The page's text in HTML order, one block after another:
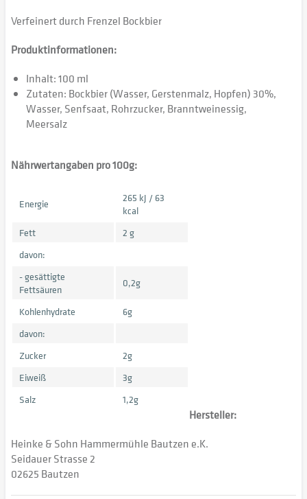
Verfeinert durch Frenzel Bockbier
Produktinformationen:
Inhalt: 100 ml
Zutaten: Bockbier (Wasser, Gerstenmalz, Hopfen) 30%,
Wasser, Senfsaat, Rohrzucker, Branntweinessig,
Meersalz
Nährwertangaben pro 100g:
Energie
265 kJ / 63
kcal
Fett
2 g
davon:
- gesättigte
Fettsäuren
0,2g
Kohlenhydrate
6g
davon:
Zucker
2g
Eiweiß
3g
Salz
1,2g
Hersteller:
Heinke & Sohn Hammermühle Bautzen e.K.
Seidauer Strasse 2
02625 Bautzen